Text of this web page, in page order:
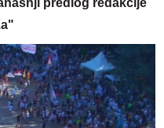
predlog redakcije